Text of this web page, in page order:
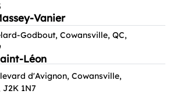
Vanier
Godbout, Cowansville, QC,
Léon
d'Avignon, Cowansville,
J2K 1N7